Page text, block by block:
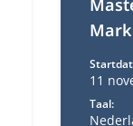
11
Taal: